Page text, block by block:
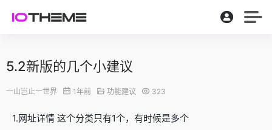
5.2新版的几个小建议
一山岂止一世界 1年前 功能建议 323
1.网址详情 这个分类只有1个，有时候是多个